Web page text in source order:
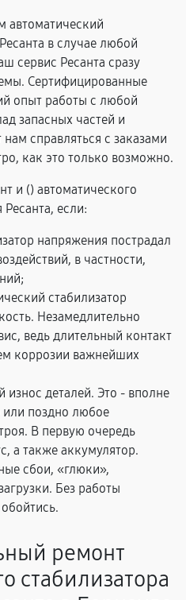
автоматический
в случае любой
сервис Ресанта сразу
Сертифицированные
опыт работы с любой
запасных частей и
справляться с заказами
как это только возможно.
и () автоматического
если:
напряжения пострадал
в частности,
стабилизатор
Незамедлительно
ведь длительный контакт
коррозии важнейших
износ деталей. Это - вполне
или поздно любое
В первую очередь
а также аккумулятор.
сбои, «глюки»,
Без работы
ремонт
стабилизатора